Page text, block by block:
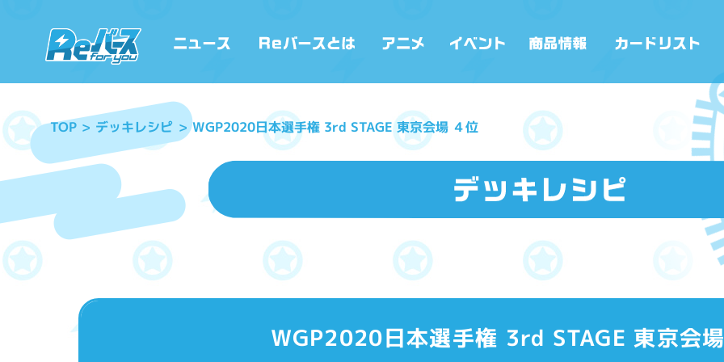
TOP デッキレシピ WGP2020日本選手権 3rd STAGE 東京会場 ４位
WGP2020日本選手権 3rd STAGE 東京会